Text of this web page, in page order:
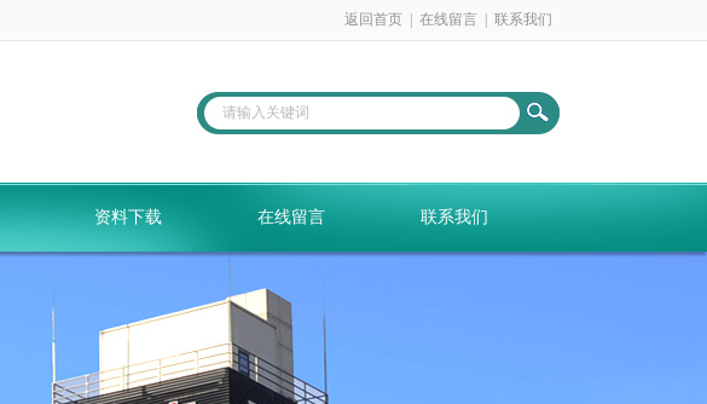
返回首页 在线留言 联系我们
资料下载 在线留言 联系我们